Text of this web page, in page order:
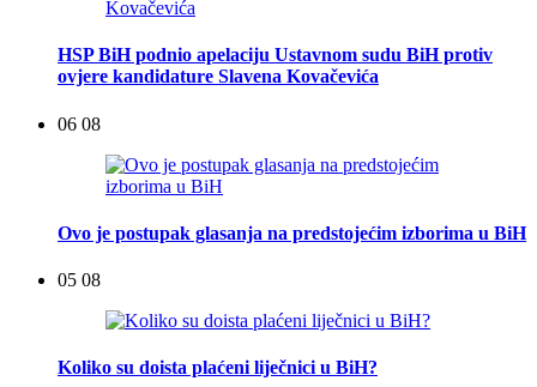
HSP BiH podnio apelaciju Ustavnom sudu BiH protiv
ovjere kandidature Slavena Kovačevića
06 08
Ovo je postupak glasanja na predstojećim izborima u BiH
05 08
Koliko su doista plaćeni liječnici u BiH?